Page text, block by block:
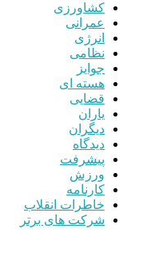
کشاورزی
عمرانی
انرژی
نظامی
جوایز
هسته ای
قضایی
یاران
دیگران
دیدگاه
پیشرفت
ورزش
کارنامه
خاطرات انقلاب
شرکت های برتر